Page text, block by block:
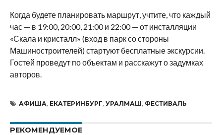
Когда будете планировать маршрут, учтите, что каждый
час — в 19:00, 20:00, 21:00 и 22:00 — от инсталляции
«Скала и кристалл» (вход в парк со стороны
Машиностроителей) стартуют бесплатные экскурсии.
Гостей проведут по объектам и расскажут о задумках
авторов.
АФИША, ЕКАТЕРИНБУРГ, УРАЛМАШ, ФЕСТИВАЛЬ
РЕКОМЕНДУЕМОЕ